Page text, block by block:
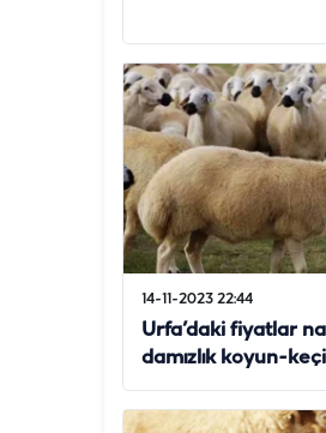
14-11-2023 22:44
Urfa’daki fiyatlar
damızlık koyun-